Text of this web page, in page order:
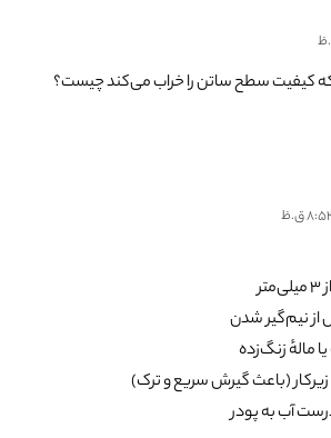
کیفیت سطح ساتن را خراب می‌کند چیست؟
نیم‌گیر شدن
مالهٔ زنگ‌زده
(باعث گیرش سریع و ترک)
آب به پودر